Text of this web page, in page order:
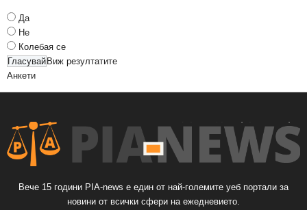
Да
Не
Колебая се
Виж резултатите
Анкети
Вече 15 години PIA-news е един от най-големите уеб портали за
новини от всички сфери на ежедневието.